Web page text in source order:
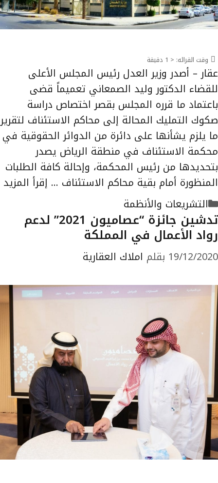
وقت القرائه: < 1 دقيقة
عقار – أصدر وزير العدل رئيس المجلس الأعلى
للقضاء الدكتور وليد الصمعاني تعميماً قضى
باعتماد ما قرره المجلس بقصر اختصاص دراسة
صكوك التمليك المحالة إلى محاكم الاستئناف لتقرير
ما يلزم يشأنها على دائرة من الدوائر الحقوقية في
محكمة الاستئناف في منطقة الرياض يصدر
بتحديدها من رئيس المحكمة، وإحالة كافة الطلبات
المنظورة أمام بقية محاكم الاستئناف … إقرأ المزيد
التصنيفات
التشريعات والأنظمة
تدشين جائزة “عصاميون 2021” لدعم
رواد الأعمال في المملكة
19/12/2020 بقلم املاك العقارية